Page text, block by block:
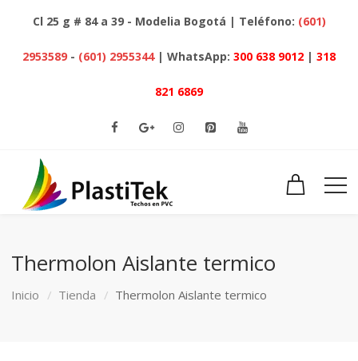
Cl 25 g # 84 a 39 - Modelia Bogotá | Teléfono: (601)
2953589 - (601) 2955344 | WhatsApp: 300 638 9012 | 318
821 6869
Thermolon Aislante termico
Inicio Tienda Thermolon Aislante termico